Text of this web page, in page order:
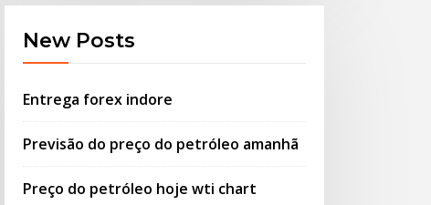
New Posts
Entrega forex indore
Previsão do preço do petróleo amanhã
Preço do petróleo hoje wti chart